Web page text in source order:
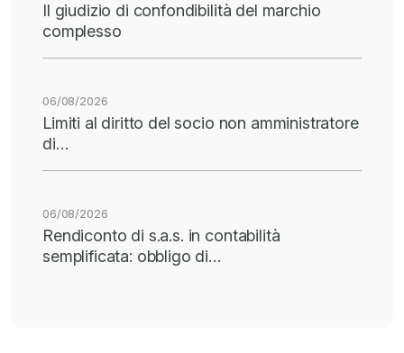
Il giudizio di confondibilità del marchio
complesso
06/08/2026
Limiti al diritto del socio non amministratore
di…
06/08/2026
Rendiconto di s.a.s. in contabilità
semplificata: obbligo di…